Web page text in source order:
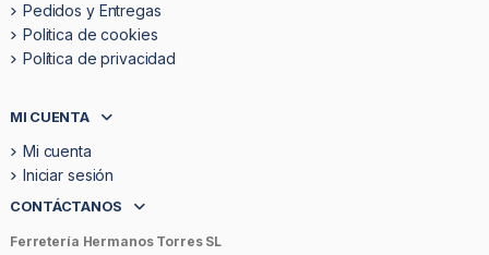
Pedidos y Entregas
Politica de cookies
Política de privacidad
MI CUENTA
Mi cuenta
Iniciar sesión
CONTÁCTANOS
Ferretería Hermanos Torres SL